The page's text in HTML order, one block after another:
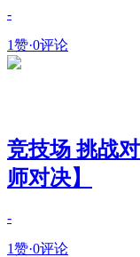
-
1赞·0评论
竞技场 挑战
师对决】
-
1赞·0评论